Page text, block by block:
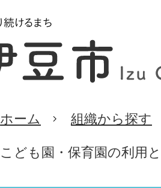
ホーム 組織から探す
こども園・保育園の利用